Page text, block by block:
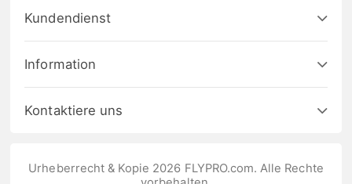
Kundendienst
Information
Kontaktiere uns
Urheberrecht & Kopie 2026 FLYPRO.com. Alle Rechte